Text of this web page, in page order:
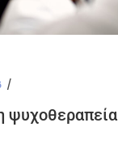
ψυχοθεραπεία